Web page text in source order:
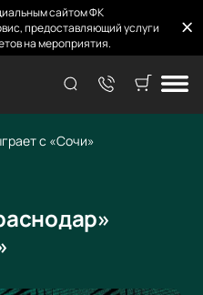
сайтом ФК
предоставляющий услуги
на мероприятия.
с «Сочи»